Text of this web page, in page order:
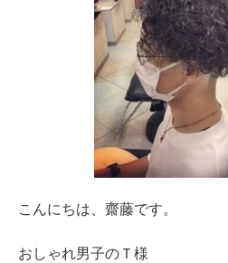
こんにちは、齋藤です。
おしゃれ男子のＴ様